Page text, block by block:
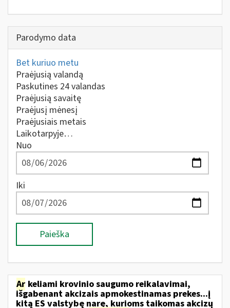
Parodymo data
Bet kuriuo metu
Praėjusią valandą
Paskutines 24 valandas
Praėjusią savaitę
Praėjusį mėnesį
Praėjusiais metais
Laikotarpyje…
Nuo
Iki
Paieška
Ar keliami krovinio saugumo reikalavimai,
išgabenant akcizais apmokestinamas prekes...į
kitą ES valstybę narę, kurioms taikomas akcizų